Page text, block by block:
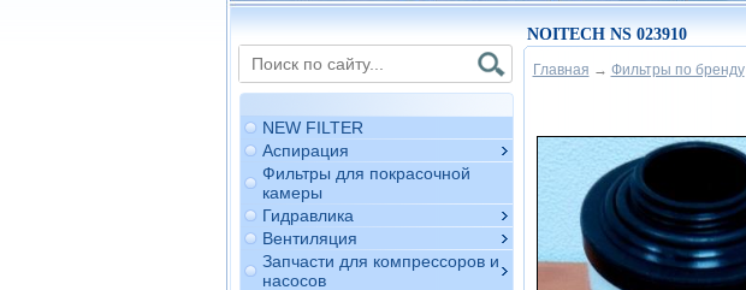
NEW FILTER
Аспирация
Фильтры для покрасочной
камеры
Гидравлика
Вентиляция
Запчасти для компрессоров и
насосов
NOITECH NS 023910
Главная → Фильтры по бренду